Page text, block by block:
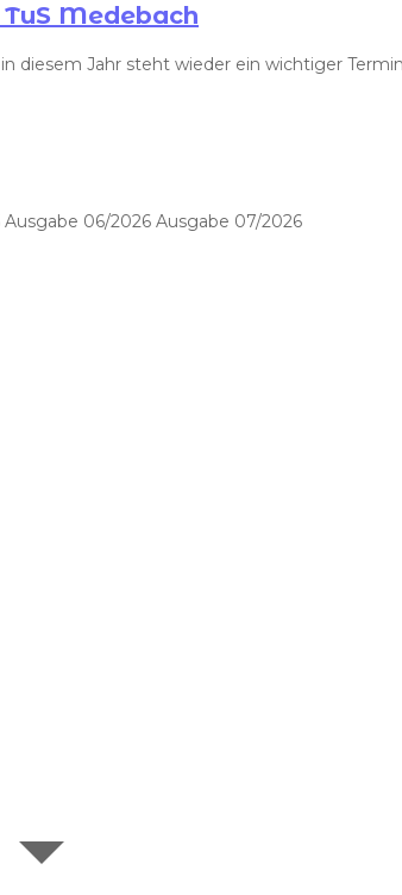
Medebach
Jahr steht wieder ein wichtiger
06/2026 Ausgabe 07/2026